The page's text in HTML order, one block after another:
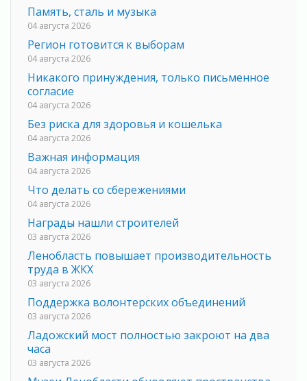
Память, сталь и музыка
04 августа 2026
Регион готовится к выборам
04 августа 2026
Никакого принуждения, только письменное
согласие
04 августа 2026
Без риска для здоровья и кошелька
04 августа 2026
Важная информация
04 августа 2026
Что делать со сбережениями
04 августа 2026
Награды нашли строителей
03 августа 2026
Ленобласть повышает производительность
труда в ЖКХ
03 августа 2026
Поддержка волонтерских объединений
03 августа 2026
Ладожский мост полностью закроют на два
часа
03 августа 2026